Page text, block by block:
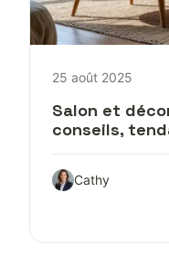
25 août 2025
Salon et
conseils,
Cathy